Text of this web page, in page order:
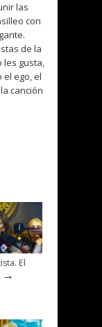
las
con
de la
les gusta,
ego, el
canción
El
→